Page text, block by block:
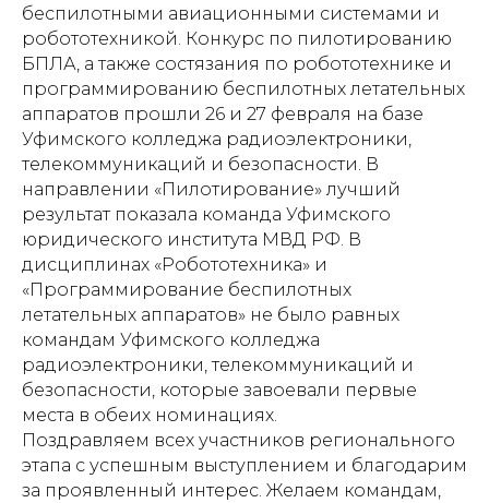
беспилотными авиационными системами и
робототехникой. Конкурс по пилотированию
БПЛА, а также состязания по робототехнике и
программированию беспилотных летательных
аппаратов прошли 26 и 27 февраля на базе
Уфимского колледжа радиоэлектроники,
телекоммуникаций и безопасности. В
направлении «Пилотирование» лучший
результат показала команда Уфимского
юридического института МВД РФ. В
дисциплинах «Робототехника» и
«Программирование беспилотных
летательных аппаратов» не было равных
командам Уфимского колледжа
радиоэлектроники, телекоммуникаций и
безопасности, которые завоевали первые
места в обеих номинациях.
Поздравляем всех участников регионального
этапа с успешным выступлением и благодарим
за проявленный интерес. Желаем командам,